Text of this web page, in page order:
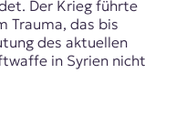
Der Krieg führte
Trauma, das bis
des aktuellen
in Syrien nicht